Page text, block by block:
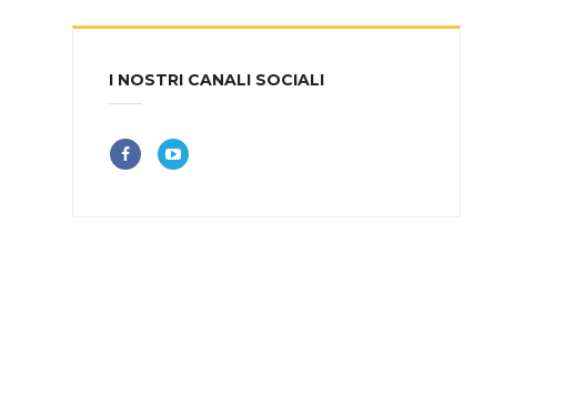
I NOSTRI CANALI SOCIALI